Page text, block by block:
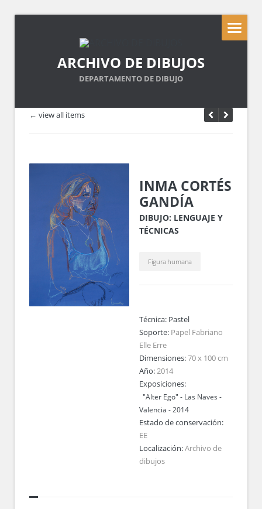
ARCHIVO DE DIBUJOS
DEPARTAMENTO DE DIBUJO
← view all items
INMA CORTÉS
GANDÍA
DIBUJO: LENGUAJE Y
TÉCNICAS
Figura humana
Técnica: Pastel
Soporte: Papel Fabriano
Elle Erre
Dimensiones:70 x 100 cm
Año:2014
Exposiciones:
"Alter Ego" - Las Naves -
Valencia - 2014
Estado de conservación:
EE
Localización:Archivo de
dibujos